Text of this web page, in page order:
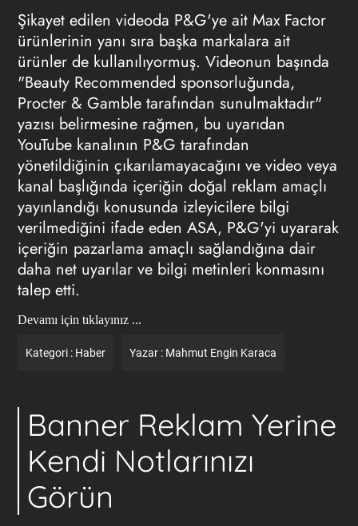
Şikayet edilen videoda P&G'ye ait Max Factor
ürünlerinin yanı sıra başka markalara ait
ürünler de kullanılıyormuş. Videonun başında
"Beauty Recommended sponsorluğunda,
Procter & Gamble tarafından sunulmaktadır"
yazısı belirmesine rağmen, bu uyarıdan
YouTube kanalının P&G tarafından
yönetildiğinin çıkarılamayacağını ve video veya
kanal başlığında içeriğin doğal reklam amaçlı
yayınlandığı konusunda izleyicilere bilgi
verilmediğini ifade eden ASA, P&G'yi uyararak
içeriğin pazarlama amaçlı sağlandığına dair
daha net uyarılar ve bilgi metinleri konmasını
talep etti.
Devamı için tıklayınız ...
Kategori : Haber Yazar : Mahmut Engin Karaca
Banner Reklam Yerine
Kendi Notlarınızı
Görün